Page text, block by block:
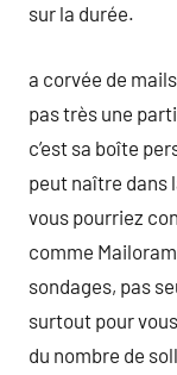
sur la durée.
a corvée de
pas très une
c’est sa boîte
peut naître dans
vous pourriez
comme
sondages, pas
surtout pour
du nombre de